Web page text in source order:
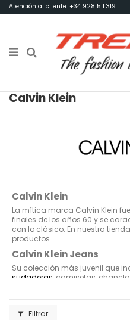
Atención al cliente: +34 928 511 319
Calvin Klein
Calvin Klein
La mítica marca Calvin Klein
finales de los años 60 y se
con lo clásico. En nuestra
productos
Calvin Klein Jeans
Su colección más juvenil que
sudaderas , camisetas,
Filtrar